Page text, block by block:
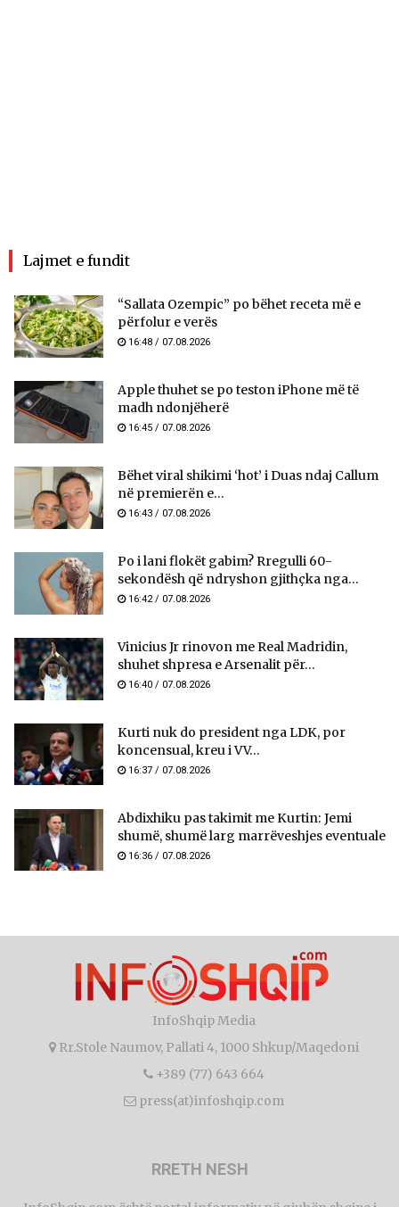
Lajmet e fundit
“Sallata Ozempic” po bëhet receta më e
përfolur e verës
16:48 / 07.08.2026
Apple thuhet se po teston iPhone më të
madh ndonjëherë
16:45 / 07.08.2026
Bëhet viral shikimi ‘hot’ i Duas ndaj Callum
në premierën e...
16:43 / 07.08.2026
Po i lani flokët gabim? Rregulli 60-
sekondësh që ndryshon gjithçka nga...
16:42 / 07.08.2026
Vinicius Jr rinovon me Real Madridin,
shuhet shpresa e Arsenalit për...
16:40 / 07.08.2026
Kurti nuk do president nga LDK, por
koncensual, kreu i VV...
16:37 / 07.08.2026
Abdixhiku pas takimit me Kurtin: Jemi
shumë, shumë larg marrëveshjes eventuale
16:36 / 07.08.2026
InfoShqip Media
Rr.Stole Naumov, Pallati 4, 1000 Shkup/Maqedoni
+389 (77) 643 664
press(at)infoshqip.com
RRETH NESH